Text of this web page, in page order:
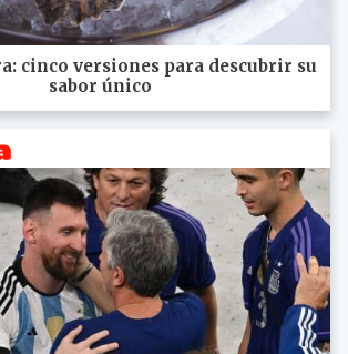
cinco versiones para descubrir su
sabor único